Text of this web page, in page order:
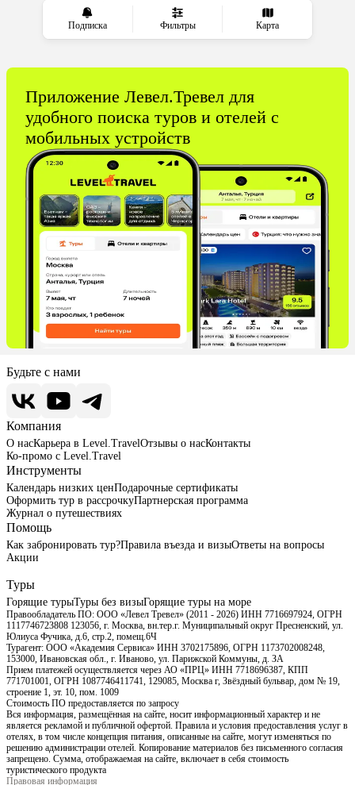
Подписка Фильтры Карта
Приложение Левел.Тревел для
удобного поиска туров и отелей с
мобильных устройств
Будьте с нами
Компания
О насКарьера в Level.TravelОтзывы о насКонтакты
Ко-промо с Level.Travel
Инструменты
Календарь низких ценПодарочные сертификаты
Оформить тур в рассрочкуПартнерская программа
Журнал о путешествиях
Помощь
Как забронировать тур?Правила въезда и визыОтветы на вопросы
Акции
Туры
Горящие турыТуры без визыГорящие туры на море
Правообладатель ПО: ООО «Левел Тревел» (2011 - 2026) ИНН 7716697924, ОГРН
1117746723808 123056, г. Москва, вн.тер.г. Муниципальный округ Пресненский, ул.
Юлиуса Фучика, д.6, стр.2, помещ.6Ч
Турагент: ООО «Академия Сервиса» ИНН 3702175896, ОГРН 1173702008248,
153000, Ивановская обл., г. Иваново, ул. Парижской Коммуны, д. ЗА
Прием платежей осуществляется через АО «ПРЦ» ИНН 7718696387, КПП
771701001, ОГРН 1087746411741, 129085, Москва г, Звёздный бульвар, дом № 19,
строение 1, эт. 10, пом. 1009
Стоимость ПО предоставляется по запросу
Вся информация, размещённая на сайте, носит информационный характер и не
является рекламой и публичной офертой. Правила и условия предоставления услуг в
отелях, в том числе концепция питания, описанные на сайте, могут изменяться по
решению администрации отелей. Копирование материалов без письменного согласия
запрещено. Сумма, отображаемая на сайте, включает в себя стоимость
туристического продукта
Правовая информация